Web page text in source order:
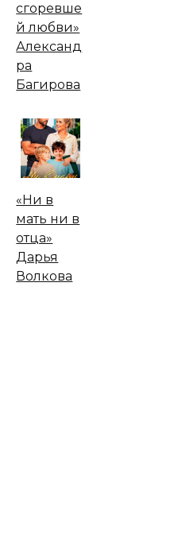
сгоревше
й любви»
Александ
ра
Багирова
«Ни в
мать ни в
отца»
Дарья
Волкова